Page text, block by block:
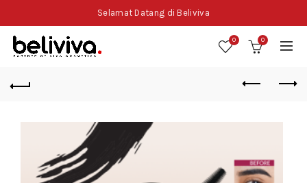
Selamat Datang di Beliviva
0 0